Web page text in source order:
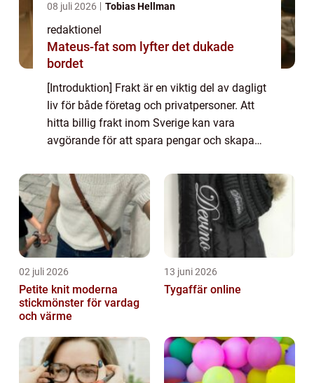
08 juli 2026 Tobias Hellman
redaktionel
Mateus-fat som lyfter det dukade
bordet
[Introduktion] Frakt är en viktig del av dagligt
liv för både företag och privatpersoner. Att
hitta billig frakt inom Sverige kan vara
avgörande för att spara pengar och skapa
fördjupade artikel kommer vi att utfors...
02 juli 2026
Petite knit moderna
stickmönster för vardag
och värme
13 juni 2026
Tygaffär online